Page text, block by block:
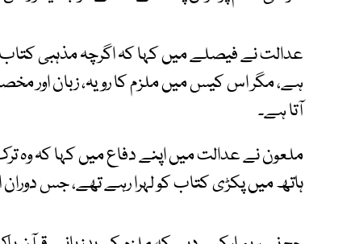
عدالت نے فیصلے میں کہا کہ اگرچہ مذہبی کتاب
ہے، مگر اس کیس میں ملزم کا رویہ، زبان اور
آتا ہے۔
ملعون نے عدالت میں اپنے دفاع میں کہا کہ وہ
ہاتھ میں پکڑی کتاب کو لہرا رہے تھے، جس